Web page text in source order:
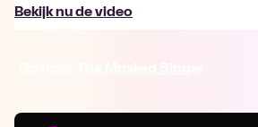
Bekijk nu de video